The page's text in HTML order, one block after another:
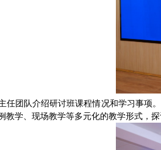
任团队介绍研讨班课程情况和学习事项
教学、现场教学等多元化的教学形式，